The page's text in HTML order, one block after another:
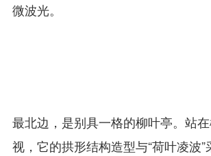
微波光。
最北边，是别具一格的柳叶亭。站
视，它的拱形结构造型与“荷叶凌波